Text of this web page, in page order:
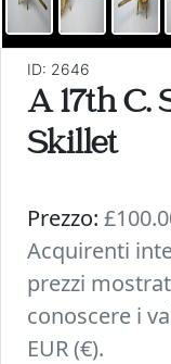
ID: 2646
A 17th C.
Skillet
Prezzo:
Acquirenti
prezzi
conoscere i
EUR (€).